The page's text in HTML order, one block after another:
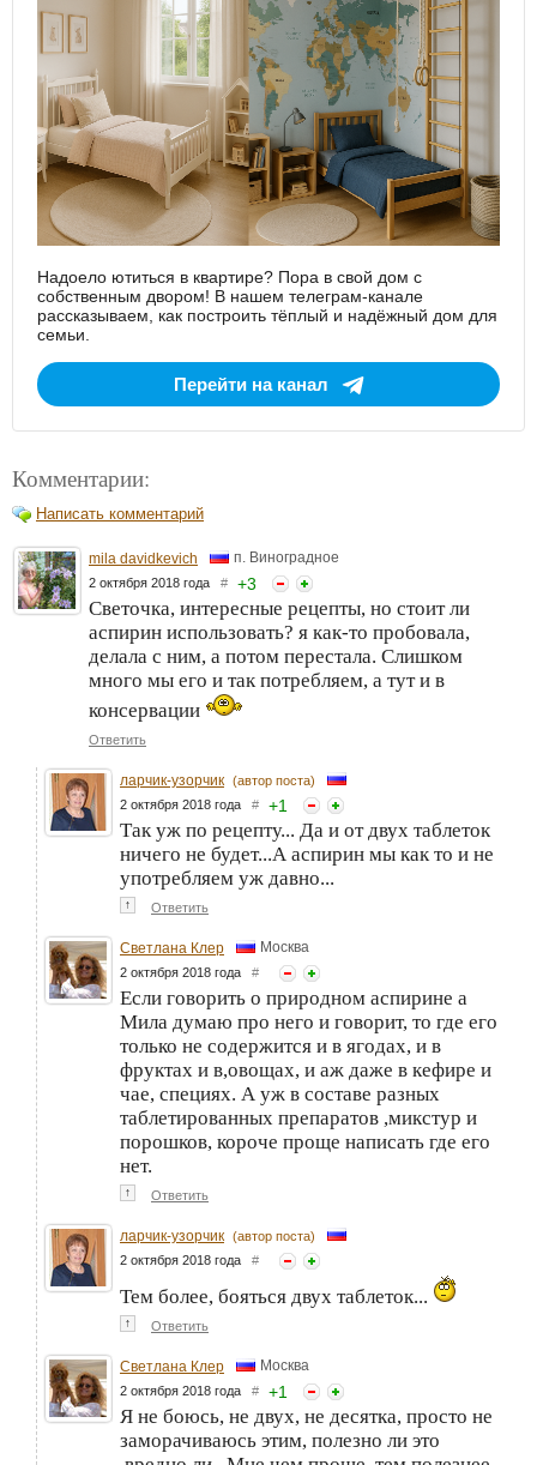
Надоело ютиться в квартире? Пора в свой дом с
собственным двором! В нашем телеграм-канале
рассказываем, как построить тёплый и надёжный дом для
семьи.
Перейти на канал
Комментарии:
Написать комментарий
mila davidkevich п. Виноградное
2 октября 2018 года # +3
Светочка, интересные рецепты, но стоит ли
аспирин использовать? я как-то пробовала,
делала с ним, а потом перестала. Слишком
много мы его и так потребляем, а тут и в
консервации
Ответить
ларчик-узорчик (автор поста)
2 октября 2018 года # +1
Так уж по рецепту... Да и от двух таблеток
ничего не будет...А аспирин мы как то и не
употребляем уж давно...
↑ Ответить
Светлана Клер Москва
2 октября 2018 года #
Если говорить о природном аспирине а
Мила думаю про него и говорит, то где его
только не содержится и в ягодах, и в
фруктах и в,овощах, и аж даже в кефире и
чае, специях. А уж в составе разных
таблетированных препаратов ,микстур и
порошков, короче проще написать где его
нет.
↑ Ответить
ларчик-узорчик (автор поста)
2 октября 2018 года #
Тем более, бояться двух таблеток...
↑ Ответить
Светлана Клер Москва
2 октября 2018 года # +1
Я не боюсь, не двух, не десятка, просто не
заморачиваюсь этим, полезно ли это